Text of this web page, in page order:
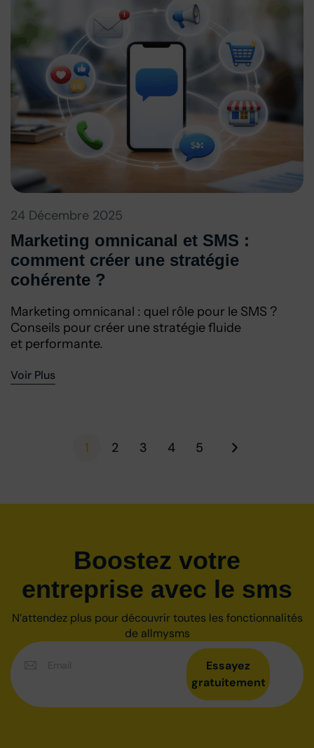
24 Décembre 2025
Marketing omnicanal et SMS :
comment créer une stratégie
cohérente ?
Marketing omnicanal : quel rôle pour le SMS ?
Conseils pour créer une stratégie fluide
et performante.
Voir Plus
1 2 3 4 5
Boostez votre
entreprise avec le sms
N’attendez plus pour découvrir toutes les fonctionnalités
de allmysms
Essayez
gratuitement